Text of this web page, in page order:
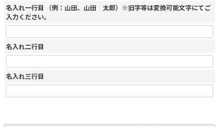
名入れ一行目 （例：山田、山田 太郎）※旧字等は変換可能文字にてご
入力ください。
名入れ二行目
名入れ三行目